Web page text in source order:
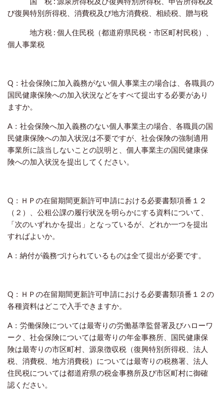
び復興特別所得税、消費税及び地方消費税、相続税、贈与税
地方税 : 個人住民税（都道府県民税・市区町村民税）、
個人事業税
Q：社会保険に加入義務がない個人事業主の場合は、各職員の
国民健康保険への加入状況などをすべて提出する必要があり
ますか。
A：社会保険へ加入義務のない個人事業主の場合、各職員の国
民健康保険への加入状況は不要ですが、社会保険の強制適用
事業所に該当しないことの説明と、個人事業主の国民健康保
険への加入状況を提出してください。
Q：ＨＰの在留期間更新許可申請における必要書類項番１２
（２）、公租公課の履行状況を明らかにする資料について、
「次のいずれかを提出」となっているが、どれか一つを提出
すればよいか。
A：納付が義務づけられているものは全て提出が必要です。
Q：ＨＰの在留期間更新許可申請における必要書類項番１２の
各種資料はどこで入手できますか。
A：労働保険については最寄りの労働基準監督署及びハローワ
ーク、社会保険については最寄りの年金事務所、国民健康保
険は最寄りの市区町村、源泉徴収税（復興特別所得税、法人
税、消費税、地方消費税）については最寄りの税務署、法人
住民税については都道府県の税金事務所及び市区町村に御確
認ください。